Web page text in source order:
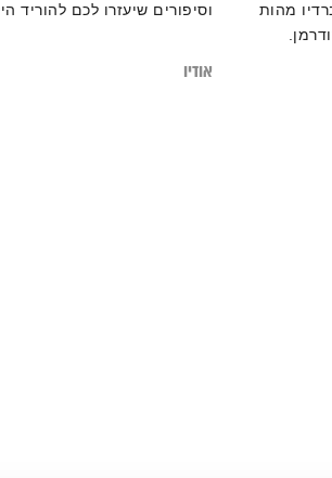
מהות
וסיפורים שיעזרו לכם להוריד
אודיו